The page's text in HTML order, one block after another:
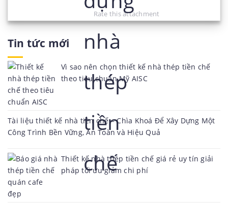
Rate this attachment
Tin tức mới
Vì sao nên chọn thiết kế nhà thép tiền chế
theo tiêu chuẩn Mỹ AISC
Tài liệu thiết kế nhà tiền chế – Chìa Khoá Để Xây Dựng Một
Công Trình Bền Vững, An Toàn và Hiệu Quả
Thiết kế nhà thép tiền chế giá rẻ uy tín giải
pháp tối ưu giảm chi phí